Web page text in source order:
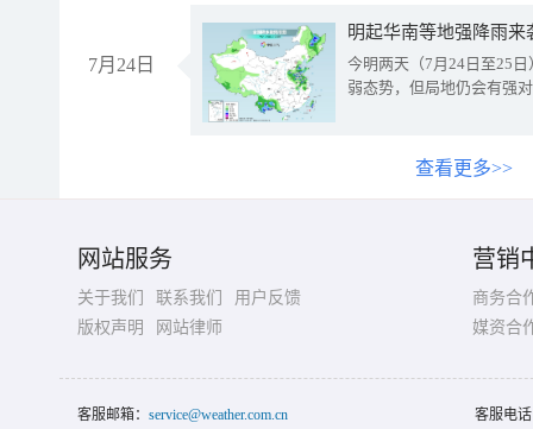
7月24日
明起华南等地强降雨
今明两天（7月24日至25
弱态势，但局地仍会有强
查看更多>>
网站服务
关于我们 联系我们
用户反馈
版权声明
网站律师
营销
商务合
媒资合
客服邮箱： service@weather.com.cn 客服电